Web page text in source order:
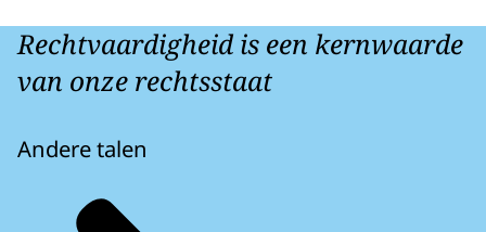
Rechtvaardigheid is een kernwaarde
van onze rechtsstaat
Andere talen